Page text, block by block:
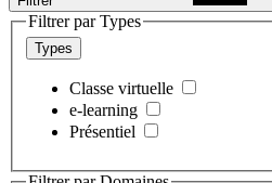
Filtrer par Types
Types
Classe virtuelle
e-learning
Présentiel